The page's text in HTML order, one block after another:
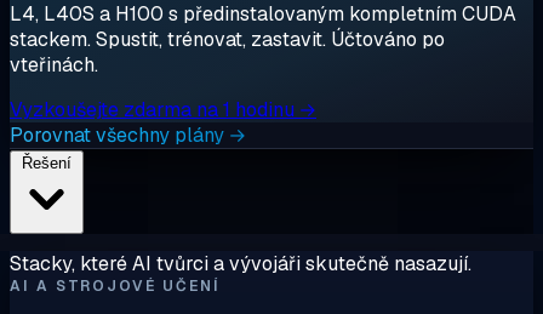
L4, L40S a H100 s předinstalovaným kompletním CUDA
stackem. Spustit, trénovat, zastavit. Účtováno po
vteřinách.
Vyzkoušejte zdarma na 1 hodinu →
Porovnat všechny plány →
Stacky, které AI tvůrci a vývojáři skutečně nasazují.
AI A STROJOVÉ UČENÍ